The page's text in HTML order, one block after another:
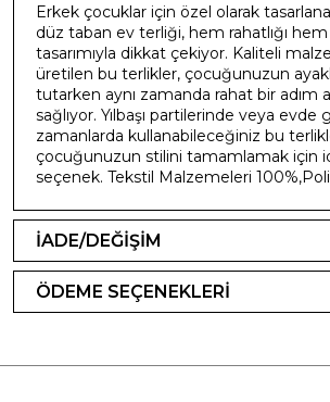
Erkek çocuklar için özel olarak
düz taban ev terliği, hem rahatlığı hem
tasarımıyla dikkat çekiyor. Kaliteli
üretilen bu terlikler, çocuğunuzun
tutarken aynı zamanda rahat bir adım
sağlıyor. Yılbaşı partilerinde veya evde
zamanlarda kullanabileceğiniz bu
çocuğunuzun stilini tamamlamak için
seçenek. Tekstil Malzemeleri
İADE/DEĞİŞİM
ÖDEME SEÇENEKLERİ